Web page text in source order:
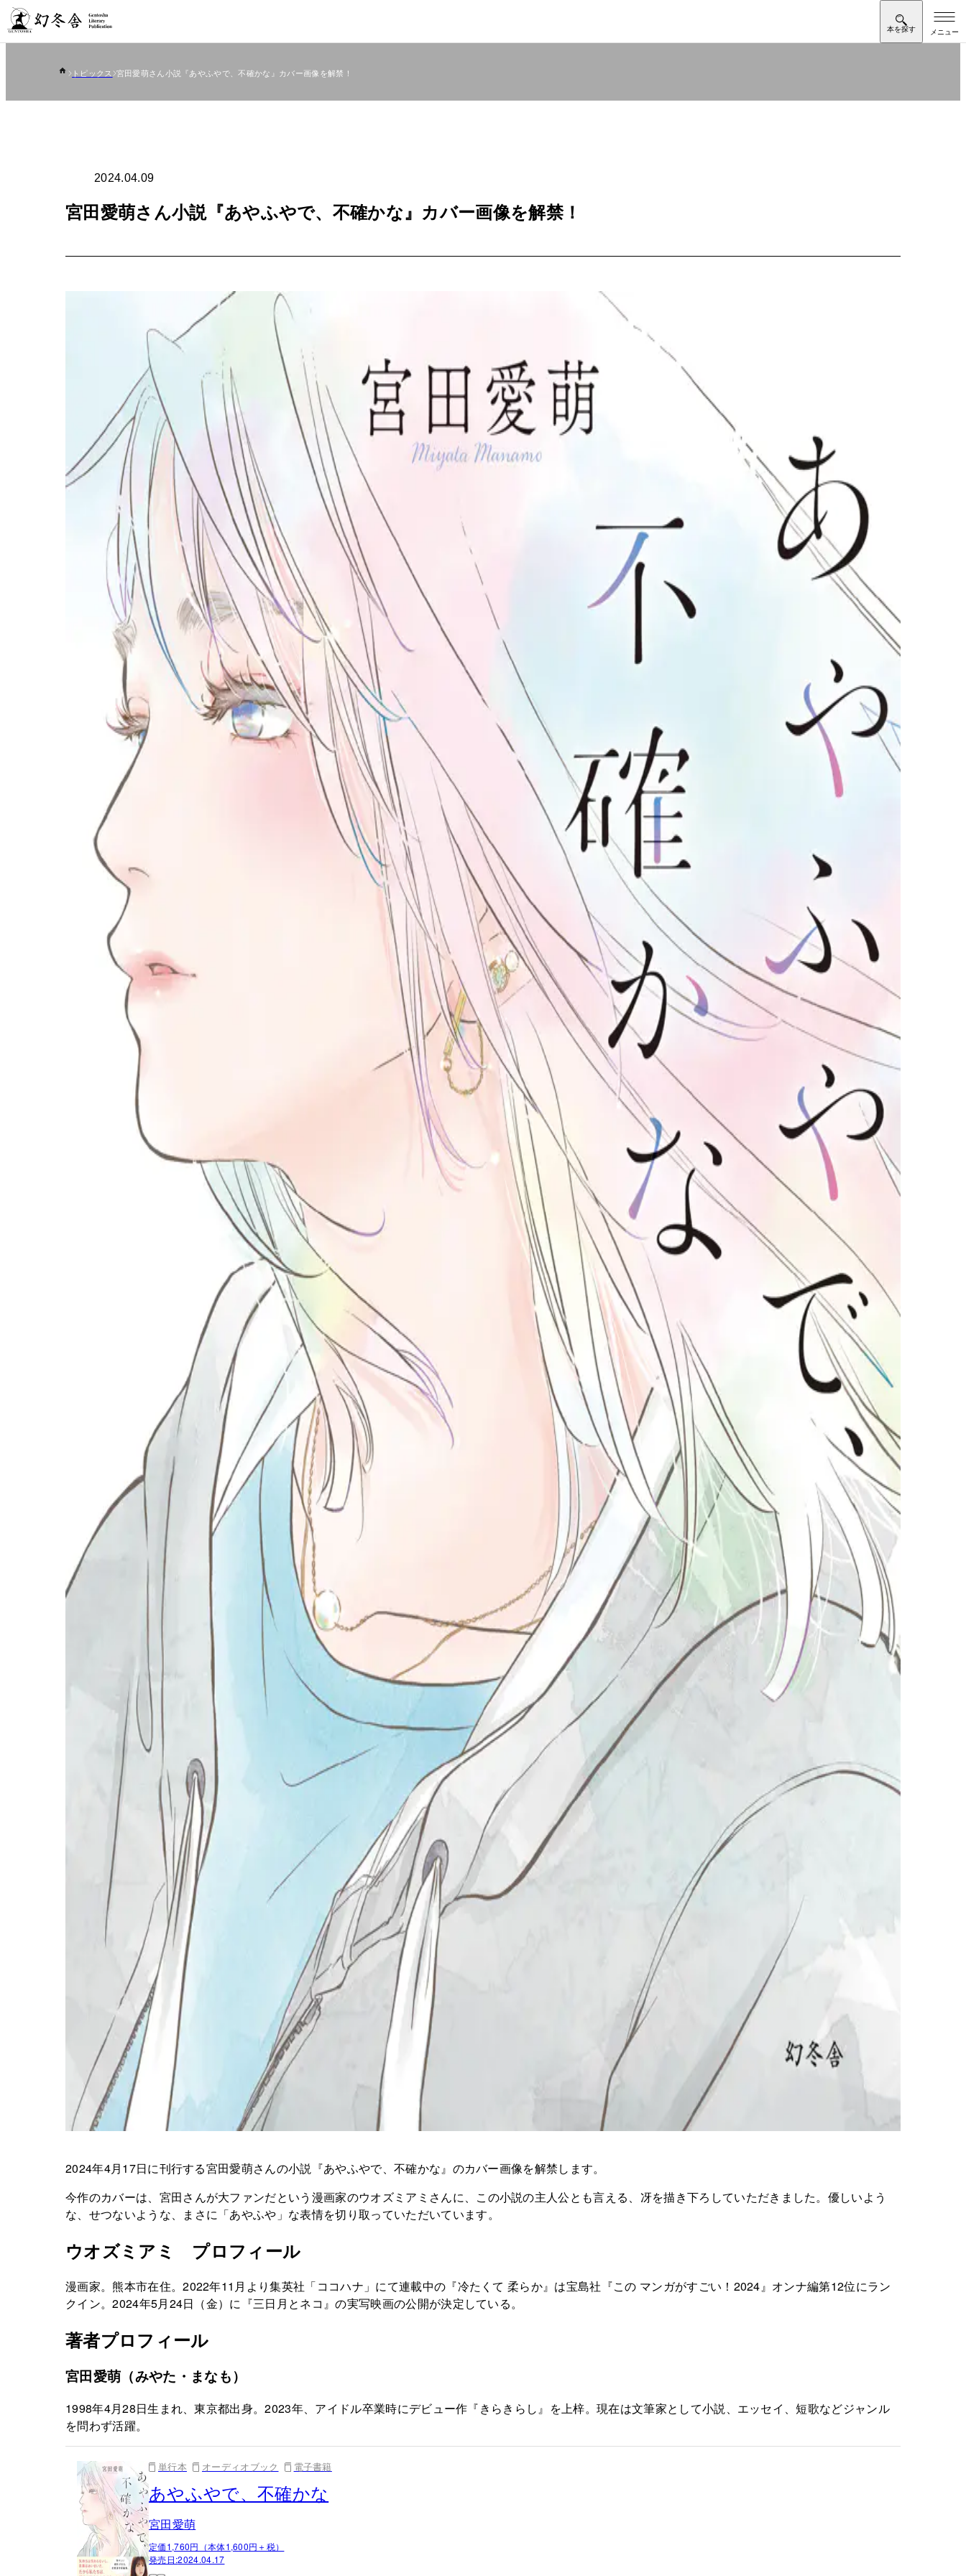
トピックス 宮田愛萌さん小説『あやふやで、不確かな』カバー画像を解禁！
2024.04.09
宮田愛萌さん小説『あやふやで、不確かな』カバー画像を解禁！
2024年4月17日に刊行する宮田愛萌さんの小説『あやふやで、不確かな』のカバー画像を解禁します。
今作のカバーは、宮田さんが大ファンだという漫画家のウオズミアミさんに、この小説の主人公とも言える、冴を描き下ろしていただきました。優しいよう
な、せつないような、まさに「あやふや」な表情を切り取っていただいています。
ウオズミアミ プロフィール
漫画家。熊本市在住。2022年11月より集英社「ココハナ」にて連載中の『冷たくて 柔らか』は宝島社『この マンガがすごい！2024』オンナ編第12位にラン
クイン。2024年5月24日（金）に『三日月とネコ』の実写映画の公開が決定している。
著者プロフィール
宮田愛萌（みやた・まなも）
1998年4月28日生まれ、東京都出身。2023年、アイドル卒業時にデビュー作『きらきらし』を上梓。現在は文筆家として小説、エッセイ、短歌などジャンル
を問わず活躍。
単行本 オーディオブック 電子書籍
あやふやで、不確かな
宮田愛萌
定価1,760円（本体1,600円＋税）
発売日:2024.04.17